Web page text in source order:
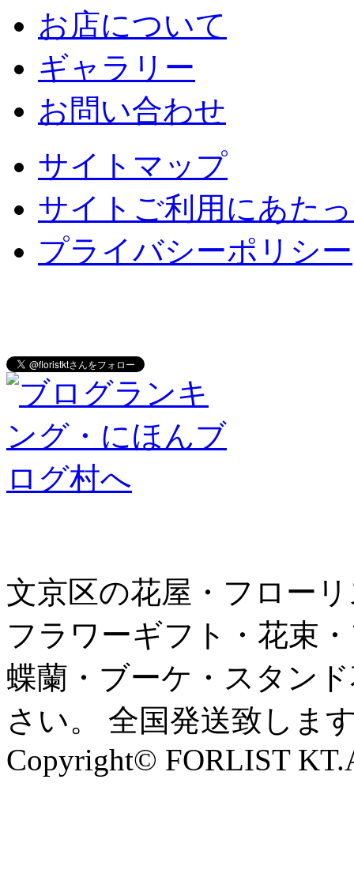
お店について
ギャラリー
お問い合わせ
サイトマップ
サイトご利用にあた
プライバシーポリシー
文京区の花屋・フロー
フラワーギフト・花束
蝶蘭・ブーケ・スタン
さい。 全国発送致しま
Copyright© FORLIST